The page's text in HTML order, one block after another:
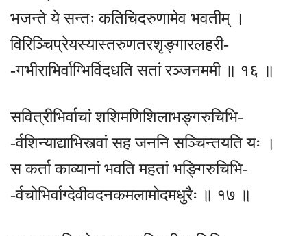
भजन्ते ये सन्तः कतिचिदरुणामेव भवतीम् ।
विरिञ्चिप्रेयस्यास्तरुणतरशृङ्गारलहरी-
-गभीराभिर्वाग्भिर्विदधति सतां रञ्जनममी ॥ १६ ॥
सवित्रीभिर्वाचां शशिमणिशिलाभङ्गरुचिभि-
-र्वशिन्याद्याभिस्त्वां सह जननि सञ्चिन्तयति यः ।
स कर्ता काव्यानां भवति महतां भङ्गिरुचिभि-
-र्वचोभिर्वाग्देवीवदनकमलामोदमधुरैः ॥ १७ ॥